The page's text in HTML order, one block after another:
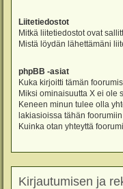
Liitetiedostot
Mitkä liitetiedostot ovat
Mistä löydän lähettämäni
phpBB -asiat
Kuka kirjoitti tämän
Miksi ominaisuutta X ei ole
Keneen minun tulee olla
lakiasioissa tähän
Kuinka otan yhteyttä
Kirjautumisen ja